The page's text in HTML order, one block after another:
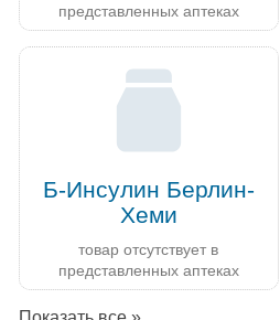
представленных аптеках
Б-Инсулин Берлин-
Хеми
товар отсутствует в
представленных аптеках